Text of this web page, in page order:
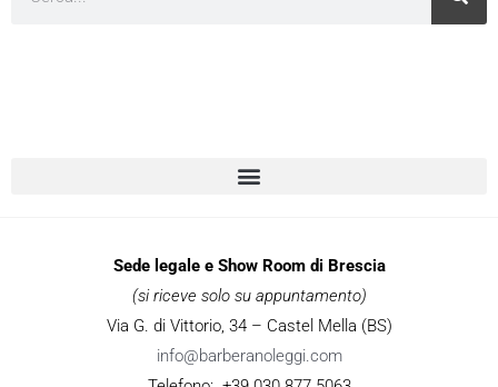
Sede legale e Show Room di Brescia
(si riceve solo su appuntamento)
Via G. di Vittorio, 34 – Castel Mella (BS)
info@barberanoleggi.com